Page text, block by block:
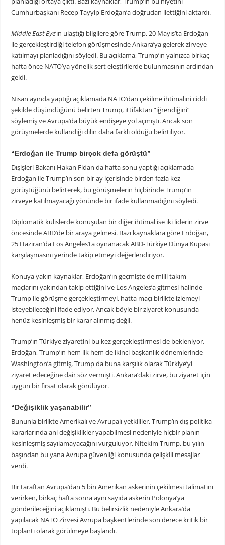
Cumhurbaşkanı Recep Tayyip Erdoğan’a doğrudan ilettiğini aktardı.
Middle East Eye‘ın ulaştığı bilgilere göre Trump, 20 Mayıs’ta Erdoğan
ile gerçekleştirdiği telefon görüşmesinde Ankara’ya gelerek zirveye
katılmayı planladığını söyledi. Bu açıklama, Trump’ın yalnızca birkaç
hafta önce NATO’ya yönelik sert eleştirilerde bulunmasının ardından
geldi.
Nisan ayında yaptığı açıklamada NATO’dan çekilme ihtimalini ciddi
şekilde düşündüğünü belirten Trump, ittifaktan “iğrendiğini”
söylemiş ve Avrupa’da büyük endişeye yol açmıştı. Ancak son
görüşmelerde kullandığı dilin daha farklı olduğu belirtiliyor.
“Erdoğan ile Trump birçok defa görüştü”
Dışişleri Bakanı Hakan Fidan da hafta sonu yaptığı açıklamada
Erdoğan ile Trump’ın son bir ay içerisinde birden fazla kez
görüştüğünü belirterek, bu görüşmelerin hiçbirinde Trump’ın
zirveye katılmayacağı yönünde bir ifade kullanmadığını söyledi.
Diplomatik kulislerde konuşulan bir diğer ihtimal ise iki liderin zirve
öncesinde ABD’de bir araya gelmesi. Bazı kaynaklara göre Erdoğan,
25 Haziran’da Los Angeles’ta oynanacak ABD-Türkiye Dünya Kupası
karşılaşmasını yerinde takip etmeyi değerlendiriyor.
Konuya yakın kaynaklar, Erdoğan’ın geçmişte de milli takım
maçlarını yakından takip ettiğini ve Los Angeles’a gitmesi halinde
Trump ile görüşme gerçekleştirmeyi, hatta maçı birlikte izlemeyi
isteyebileceğini ifade ediyor. Ancak böyle bir ziyaret konusunda
henüz kesinleşmiş bir karar alınmış değil.
Trump’ın Türkiye ziyaretini bu kez gerçekleştirmesi de bekleniyor.
Erdoğan, Trump’ın hem ilk hem de ikinci başkanlık dönemlerinde
Washington’a gitmiş, Trump da buna karşılık olarak Türkiye’yi
ziyaret edeceğine dair söz vermişti. Ankara’daki zirve, bu ziyaret için
uygun bir fırsat olarak görülüyor.
“Değişiklik yaşanabilir”
Bununla birlikte Amerikalı ve Avrupalı yetkililer, Trump’ın dış politika
kararlarında ani değişiklikler yapabilmesi nedeniyle hiçbir planın
kesinleşmiş sayılamayacağını vurguluyor. Nitekim Trump, bu yılın
başından bu yana Avrupa güvenliği konusunda çelişkili mesajlar
verdi.
Bir taraftan Avrupa’dan 5 bin Amerikan askerinin çekilmesi talimatını
verirken, birkaç hafta sonra aynı sayıda askerin Polonya’ya
gönderileceğini açıklamıştı. Bu belirsizlik nedeniyle Ankara’da
yapılacak NATO Zirvesi Avrupa başkentlerinde son derece kritik bir
toplantı olarak görülmeye başlandı.